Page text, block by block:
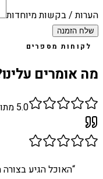
הערות / בקשות מיוחדות
שלח הזמנה
לקוחות מספרים
מה אומרים
5.0 מתוך
“האוכל הגיע בצורה